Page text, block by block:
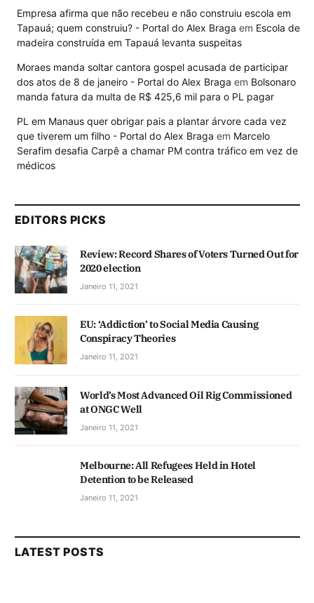
Empresa afirma que não recebeu e não construiu escola em
Tapauá; quem construiu? - Portal do Alex Braga em Escola de
madeira construída em Tapauá levanta suspeitas
Moraes manda soltar cantora gospel acusada de participar
dos atos de 8 de janeiro - Portal do Alex Braga em Bolsonaro
manda fatura da multa de R$ 425,6 mil para o PL pagar
PL em Manaus quer obrigar pais a plantar árvore cada vez
que tiverem um filho - Portal do Alex Braga em Marcelo
Serafim desafia Carpê a chamar PM contra tráfico em vez de
médicos
EDITORS PICKS
Review: Record Shares of Voters Turned Out for
2020 election
Janeiro 11, 2021
EU: ‘Addiction’ to Social Media Causing
Conspiracy Theories
Janeiro 11, 2021
World’s Most Advanced Oil Rig Commissioned
at ONGC Well
Janeiro 11, 2021
Melbourne: All Refugees Held in Hotel
Detention to be Released
Janeiro 11, 2021
LATEST POSTS